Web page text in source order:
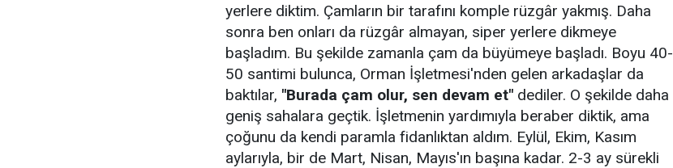
yerlere diktim. Çamların bir tarafını komple rüzgâr yakmış. Daha
sonra ben onları da rüzgâr almayan, siper yerlere dikmeye
başladım. Bu şekilde zamanla çam da büyümeye başladı. Boyu 40-
50 santimi bulunca, Orman İşletmesi'nden gelen arkadaşlar da
baktılar, "Burada çam olur, sen devam et" dediler. O şekilde daha
geniş sahalara geçtik. İşletmenin yardımıyla beraber diktik, ama
çoğunu da kendi paramla fidanlıktan aldım. Eylül, Ekim, Kasım
aylarıyla, bir de Mart, Nisan, Mayıs'ın başına kadar. 2-3 ay sürekli